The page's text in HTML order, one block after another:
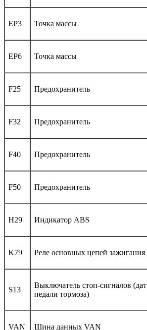
EP3 Точка массы
EP6 Точка массы
F25 Предохранитель
F32 Предохранитель
F40 Предохранитель
F50 Предохранитель
H29 Индикатор ABS
K79 Реле основных цепей зажигания
S13
Выключатель стоп-сигналов
педали тормоза)
VAN Шина данных VAN